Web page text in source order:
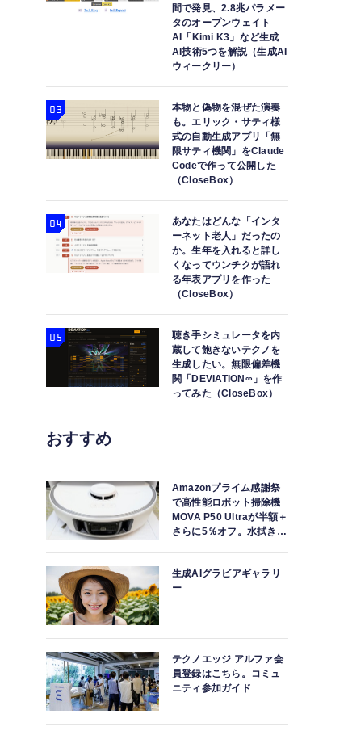
間で発見、2.8兆パラメー
タのオープンウェイト
AI「Kimi K3」など生成
AI技術5つを解説（生成AI
ウィークリー）
本物と偽物を混ぜた演奏
も。エリック・サティ様
式の自動生成アプリ「無
限サティ機関」をClaude
Codeで作って公開した
（CloseBox）
あなたはどんな「インタ
ーネット老人」だったの
か。生年を入れると詳し
くなってウンチクが語れ
る年表アプリを作った
（CloseBox）
聴き手シミュレータを内
蔵して飽きないテクノを
生成したい。無限偏差機
関「DEVIATION∞」を作
ってみた（CloseBox）
おすすめ
Amazonプライム感謝祭
で高性能ロボット掃除機
MOVA P50 Ultraが半額＋
さらに5％オフ。水拭きモ
生成AIグラビアギャラリ
ー
テクノエッジ アルファ会
員登録はこちら。コミュ
ニティ参加ガイド